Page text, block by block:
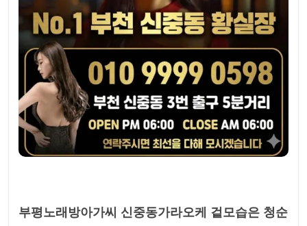
부평노래방아가씨 신중동가라오케 겉모습은 청순